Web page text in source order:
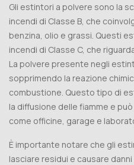
Gli estintori a polvere sono la
incendi di Classe B, che
benzina, olio e grassi. Questi
incendi di Classe C, che
La polvere presente negli
sopprimendo la reazione
combustione. Questo tipo di
la diffusione delle fiamme e
come officine, garage e
È importante notare che gli
lasciare residui e causare